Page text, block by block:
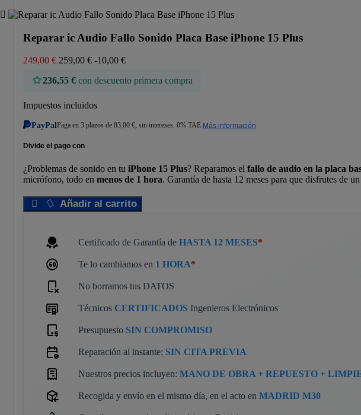
Reparar ic Audio Fallo Sonido Placa Base iPhone 15 Plus
249,00 € 259,00 € -10,00 €
236,55 € con descuento primera compra
Impuestos incluidos
PayPal Paga en 3 plazos de 83,00 €, sin intereses. 0% TAE. Más información
¿Problemas de sonido en tu iPhone 15 Plus? Reparamos el fallo de audio en la placa
micrófono, todo en menos de 1 hora. Garantía de hasta 12 meses para que disfrutes de
Añadir al carrito
Certificado de Garantía de HASTA 12 MESES*
Te lo cambiamos en 1 HORA*
No borramos tus DATOS
Técnicos CERTIFICADOS Ingenieros Electrónicos
Presupuesto SIN COMPROMISO
Reparación al instante: SIN CITA PREVIA
Nuestros precios incluyen: MANO DE OBRA + REPUESTO +
Recogida y envío en el mismo día, en el acto en MADRID M30